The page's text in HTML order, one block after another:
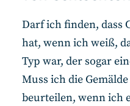
Darf ich finden, dass
hat, wenn ich weiß,
Typ war, der sogar
Muss ich die
beurteilen, wenn ich